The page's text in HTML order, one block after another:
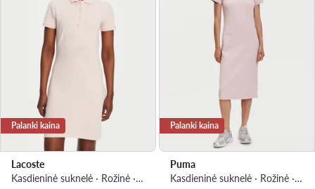
Palanki kaina
Lacoste
Kasdieninė suknelė · Rožinė · Mini
Palanki kaina
Puma
Kasdieninė suknelė · Rožinė · Midi